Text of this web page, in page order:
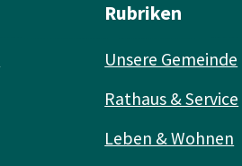
Rubriken
Unsere Gemeinde
Rathaus & Service
Leben & Wohnen